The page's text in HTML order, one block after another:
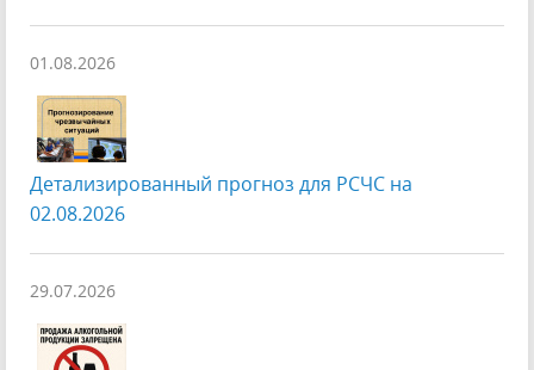
01.08.2026
Детализированный прогноз для РСЧС на
02.08.2026
29.07.2026